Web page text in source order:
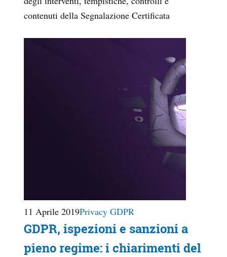
contenuti della Segnalazione Certificata
11 Aprile 2019Privacy GDPR
GDPR, ispezioni e sanzioni a
pieno regime: i chiarimenti del